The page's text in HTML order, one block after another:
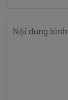
Nội dung